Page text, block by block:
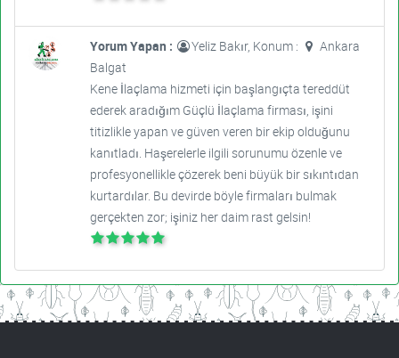
Yorum Yapan : Yeliz Bakır, Konum :
Ankara
Balgat
Kene İlaçlama hizmeti için başlangıçta tereddüt
ederek aradığım Güçlü İlaçlama firması, işini
titizlikle yapan ve güven veren bir ekip olduğunu
kanıtladı. Haşerelerle ilgili sorunumu özenle ve
profesyonellikle çözerek beni büyük bir sıkıntıdan
kurtardılar. Bu devirde böyle firmaları bulmak
gerçekten zor; işiniz her daim rast gelsin!